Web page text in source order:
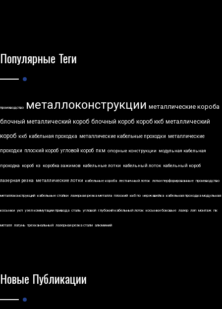
Популярные Теги
производство металлоконструкции металлические короба
блочный металлический короб блочный короб короб ккб металлический
короб ккб кабельная проходка металлические кабельные проходки металлические
проходки плоский короб угловой короб пкм опорные конструкции модульная кабельная
проходка короб кз коробка зажимов кабельные лотки кабельный лоток кабельный короб
лазерная резка металлические лотки кабельные короба лестничный лоток лотки перфорированные производство
металлоконструкций кабельные стойки лазерная резка металла плоский ккб по нержавейка кабельная проходка модульная
косынки укп узел коммутации привода сталь угловой глубокий кабельный лоток косынки боковые лазер лэп монтаж пк
металл латунь трехканальный лазерная резка стали алюминий
Новые Публикации